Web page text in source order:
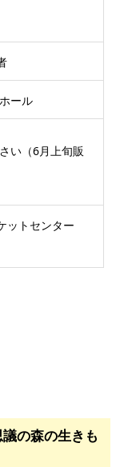
ール
い（6月上旬販
ットセンター
の森の生きも